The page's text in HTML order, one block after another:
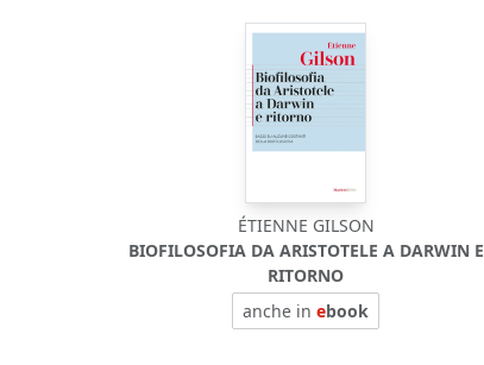
ÉTIENNE GILSON
BIOFILOSOFIA DA ARISTOTELE A DARWIN E
RITORNO
anche inebook